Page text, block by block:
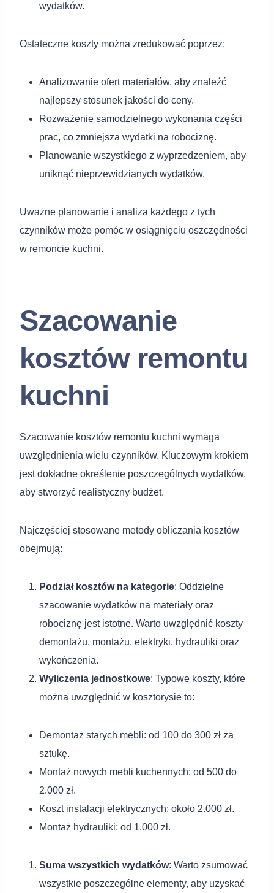
wydatków.
Ostateczne koszty można zredukować poprzez:
Analizowanie ofert materiałów, aby znaleźć
najlepszy stosunek jakości do ceny.
Rozważenie samodzielnego wykonania części
prac, co zmniejsza wydatki na robociznę.
Planowanie wszystkiego z wyprzedzeniem, aby
uniknąć nieprzewidzianych wydatków.
Uważne planowanie i analiza każdego z tych
czynników może pomóc w osiągnięciu oszczędności
w remoncie kuchni.
Szacowanie
kosztów remontu
kuchni
Szacowanie kosztów remontu kuchni wymaga
uwzględnienia wielu czynników. Kluczowym krokiem
jest dokładne określenie poszczególnych wydatków,
aby stworzyć realistyczny budżet.
Najczęściej stosowane metody obliczania kosztów
obejmują:
Podział kosztów na kategorie: Oddzielne
szacowanie wydatków na materiały oraz
robociznę jest istotne. Warto uwzględnić koszty
demontażu, montażu, elektryki, hydrauliki oraz
wykończenia.
Wyliczenia jednostkowe: Typowe koszty, które
można uwzględnić w kosztorysie to:
Demontaż starych mebli: od 100 do 300 zł za
sztukę.
Montaż nowych mebli kuchennych: od 500 do
2.000 zł.
Koszt instalacji elektrycznych: około 2.000 zł.
Montaż hydrauliki: od 1.000 zł.
Suma wszystkich wydatków: Warto zsumować
wszystkie poszczególne elementy, aby uzyskać